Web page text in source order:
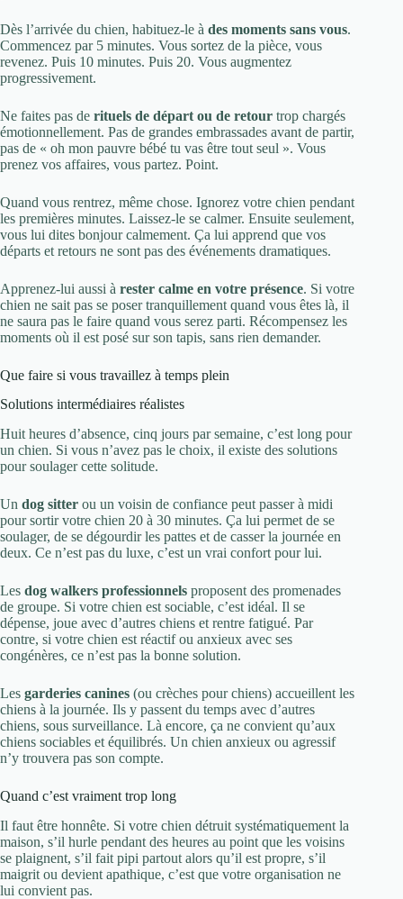
Dès l’arrivée du chien, habituez-le à des moments sans vous.
Commencez par 5 minutes. Vous sortez de la pièce, vous
revenez. Puis 10 minutes. Puis 20. Vous augmentez
progressivement.
Ne faites pas de rituels de départ ou de retour trop chargés
émotionnellement. Pas de grandes embrassades avant de partir,
pas de « oh mon pauvre bébé tu vas être tout seul ». Vous
prenez vos affaires, vous partez. Point.
Quand vous rentrez, même chose. Ignorez votre chien pendant
les premières minutes. Laissez-le se calmer. Ensuite seulement,
vous lui dites bonjour calmement. Ça lui apprend que vos
départs et retours ne sont pas des événements dramatiques.
Apprenez-lui aussi à rester calme en votre présence. Si votre
chien ne sait pas se poser tranquillement quand vous êtes là, il
ne saura pas le faire quand vous serez parti. Récompensez les
moments où il est posé sur son tapis, sans rien demander.
Que faire si vous travaillez à temps plein
Solutions intermédiaires réalistes
Huit heures d’absence, cinq jours par semaine, c’est long pour
un chien. Si vous n’avez pas le choix, il existe des solutions
pour soulager cette solitude.
Un dog sitter ou un voisin de confiance peut passer à midi
pour sortir votre chien 20 à 30 minutes. Ça lui permet de se
soulager, de se dégourdir les pattes et de casser la journée en
deux. Ce n’est pas du luxe, c’est un vrai confort pour lui.
Les dog walkers professionnels proposent des promenades
de groupe. Si votre chien est sociable, c’est idéal. Il se
dépense, joue avec d’autres chiens et rentre fatigué. Par
contre, si votre chien est réactif ou anxieux avec ses
congénères, ce n’est pas la bonne solution.
Les garderies canines (ou crèches pour chiens) accueillent les
chiens à la journée. Ils y passent du temps avec d’autres
chiens, sous surveillance. Là encore, ça ne convient qu’aux
chiens sociables et équilibrés. Un chien anxieux ou agressif
n’y trouvera pas son compte.
Quand c’est vraiment trop long
Il faut être honnête. Si votre chien détruit systématiquement la
maison, s’il hurle pendant des heures au point que les voisins
se plaignent, s’il fait pipi partout alors qu’il est propre, s’il
maigrit ou devient apathique, c’est que votre organisation ne
lui convient pas.